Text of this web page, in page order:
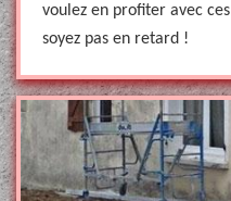
voulez en profiter avec
soyez pas en retard !